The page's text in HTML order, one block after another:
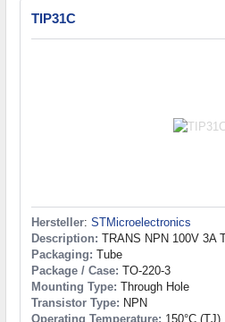
TIP31C
Hersteller: STMicroelectronics
Description: TRANS NPN 100V 3A
Packaging: Tube
Package / Case: TO-220-3
Mounting Type: Through Hole
Transistor Type: NPN
Operating Temperature: 150°C (TJ)